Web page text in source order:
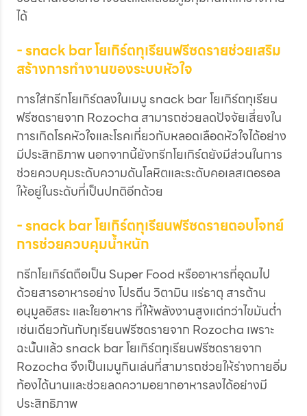
ได้
- snack bar โยเกิร์ตทุเรียนฟรีซดรายช่วยเสริม
สร้างการทำงานของระบบหัวใจ
การใส่กรีกโยเกิร์ตลงในเมนู snack bar โยเกิร์ตทุเรียน
ฟรีซดรายจาก Rozocha สามารถช่วยลดปัจจัยเสี่ยงใน
การเกิดโรคหัวใจและโรคเกี่ยวกับหลอดเลือดหัวใจได้อย่าง
มีประสิทธิภาพ นอกจากนี้ยังกรีกโยเกิร์ตยังมีส่วนในการ
ช่วยควบคุมระดับความดันโลหิตและระดับคอเลสเตอรอล
ให้อยู่ในระดับที่เป็นปกติอีกด้วย
- snack bar โยเกิร์ตทุเรียนฟรีซดรายตอบโจทย์
การช่วยควบคุมน้ำหนัก
กรีกโยเกิร์ตถือเป็น Super Food หรืออาหารที่อุดมไป
ด้วยสารอาหารอย่าง โปรตีน วิตามิน แร่ธาตุ สารต้าน
อนุมูลอิสระ และใยอาหาร ที่ให้พลังงานสูงแต่ทว่าไขมันต่ำ
เช่นเดียวกันกับทุเรียนฟรีซดรายจาก Rozocha เพราะ
ฉะนั้นแล้ว snack bar โยเกิร์ตทุเรียนฟรีซดรายจาก
Rozocha จึงเป็นเมนูกินเล่นที่สามารถช่วยให้ร่างกายอิ่ม
ท้องได้นานและช่วยลดความอยากอาหารลงได้อย่างมี
ประสิทธิภาพ